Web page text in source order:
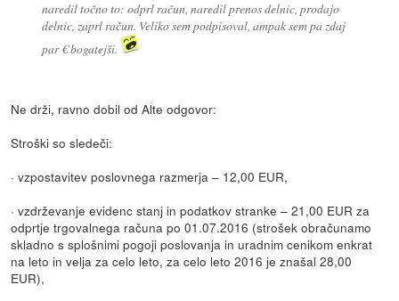
naredil točno to: odprl račun, naredil prenos delnic, prodajo
delnic, zaprl račun. Veliko sem podpisoval, ampak sem pa zdaj
par € bogatejši.
Ne drži, ravno dobil od Alte odgovor:
Stroški so sledeči:
· vzpostavitev poslovnega razmerja – 12,00 EUR,
· vzdrževanje evidenc stanj in podatkov stranke – 21,00 EUR za
odprtje trgovalnega računa po 01.07.2016 (strošek obračunamo
skladno s splošnimi pogoji poslovanja in uradnim cenikom enkrat
na leto in velja za celo leto, za celo leto 2016 je znašal 28,00
EUR),